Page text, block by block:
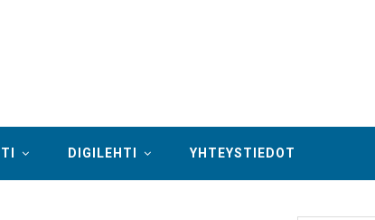
DIGILEHTI YHTEYSTIEDOT